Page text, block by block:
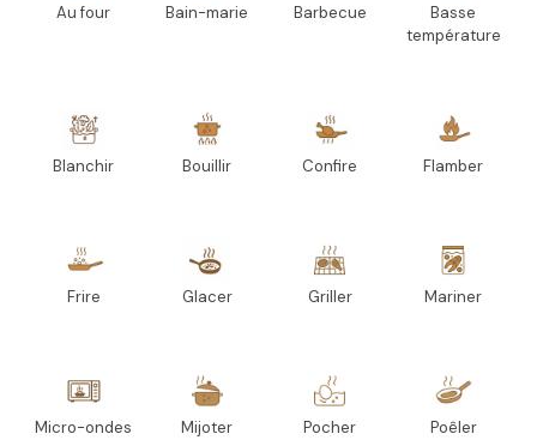
Au four Bain-marie Barbecue
Basse
température
Blanchir Bouillir Confire Flamber
Frire Glacer Griller Mariner
Micro-ondes Mijoter Pocher Poêler